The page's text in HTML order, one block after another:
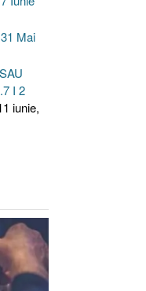
Mai
I 2
iunie,